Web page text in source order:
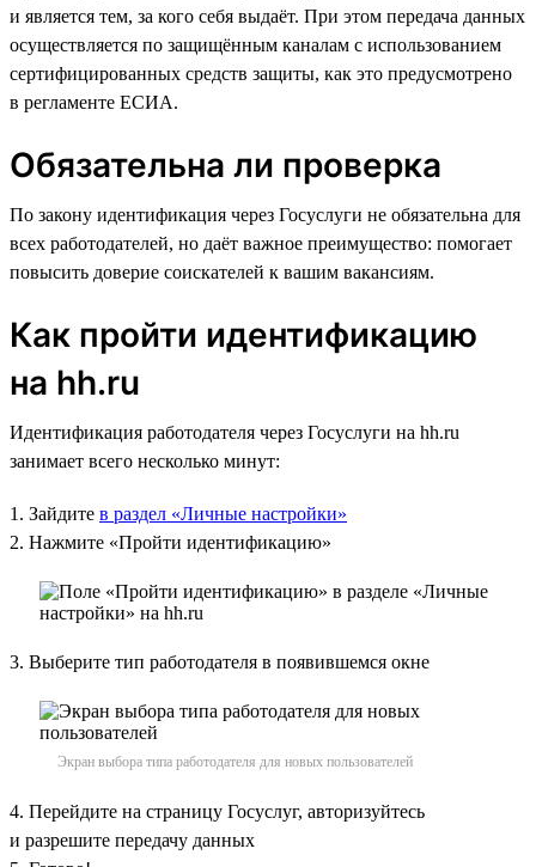
и является тем, за кого себя выдаёт. При этом передача данных
осуществляется по защищённым каналам с использованием
сертифицированных средств защиты, как это предусмотрено
в регламенте ЕСИА.
Обязательна ли проверка
По закону идентификация через Госуслуги не обязательна для
всех работодателей, но даёт важное преимущество: помогает
повысить доверие соискателей к вашим вакансиям.
Как пройти идентификацию
на hh.ru
Идентификация работодателя через Госуслуги на hh.ru
занимает всего несколько минут:
1. Зайдите в раздел «Личные настройки»
2. Нажмите «Пройти идентификацию»
3. Выберите тип работодателя в появившемся окне
Экран выбора типа работодателя для новых пользователей
4. Перейдите на страницу Госуслуг, авторизуйтесь
и разрешите передачу данных